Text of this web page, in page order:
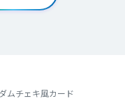
ムチェキ風カード